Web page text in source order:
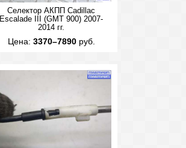
Селектор АКПП Cadillac
Escalade III (GMT 900) 2007-
2014 гг.
Цена: 3370–7890руб.